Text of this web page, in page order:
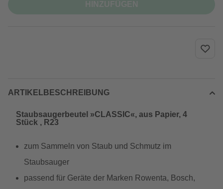
ARTIKELBESCHREIBUNG
Staubsaugerbeutel »CLASSIC«, aus Papier, 4
Stück , R23
zum Sammeln von Staub und Schmutz im
Staubsauger
passend für Geräte der Marken Rowenta, Bosch,